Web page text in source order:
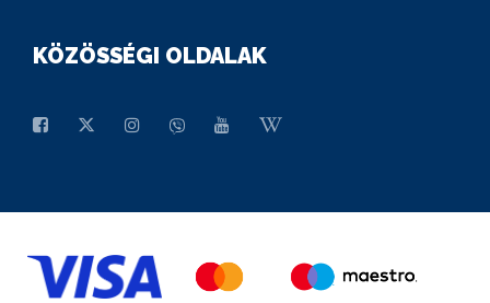
KÖZÖSSÉGI OLDALAK